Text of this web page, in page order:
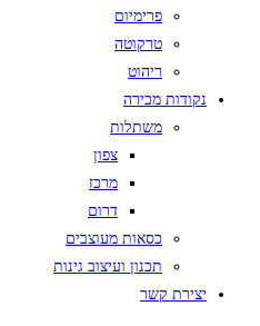
פרימיום
טרקוטה
ריהוט
נקודות מכירה
משתלות
צפון
מרכז
דרום
כסאות מעוצבים
תכנון ועיצוב גינות
יצירת קשר